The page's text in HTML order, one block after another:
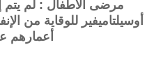
مرضى الأطفال : لم يتم
أوسيلتاميفير للوقاية من
أعمارهم عن 13